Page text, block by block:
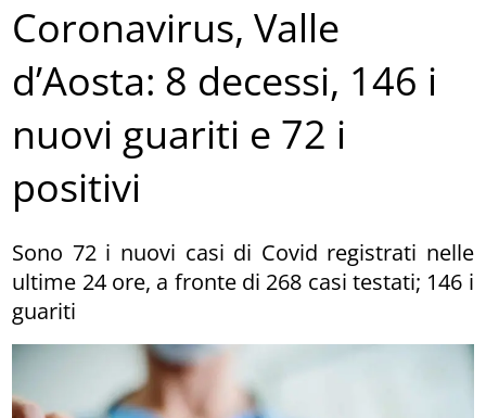
Coronavirus, Valle
d’Aosta: 8 decessi, 146 i
nuovi guariti e 72 i
positivi
Sono 72 i nuovi casi di Covid registrati nelle
ultime 24 ore, a fronte di 268 casi testati; 146 i
guariti